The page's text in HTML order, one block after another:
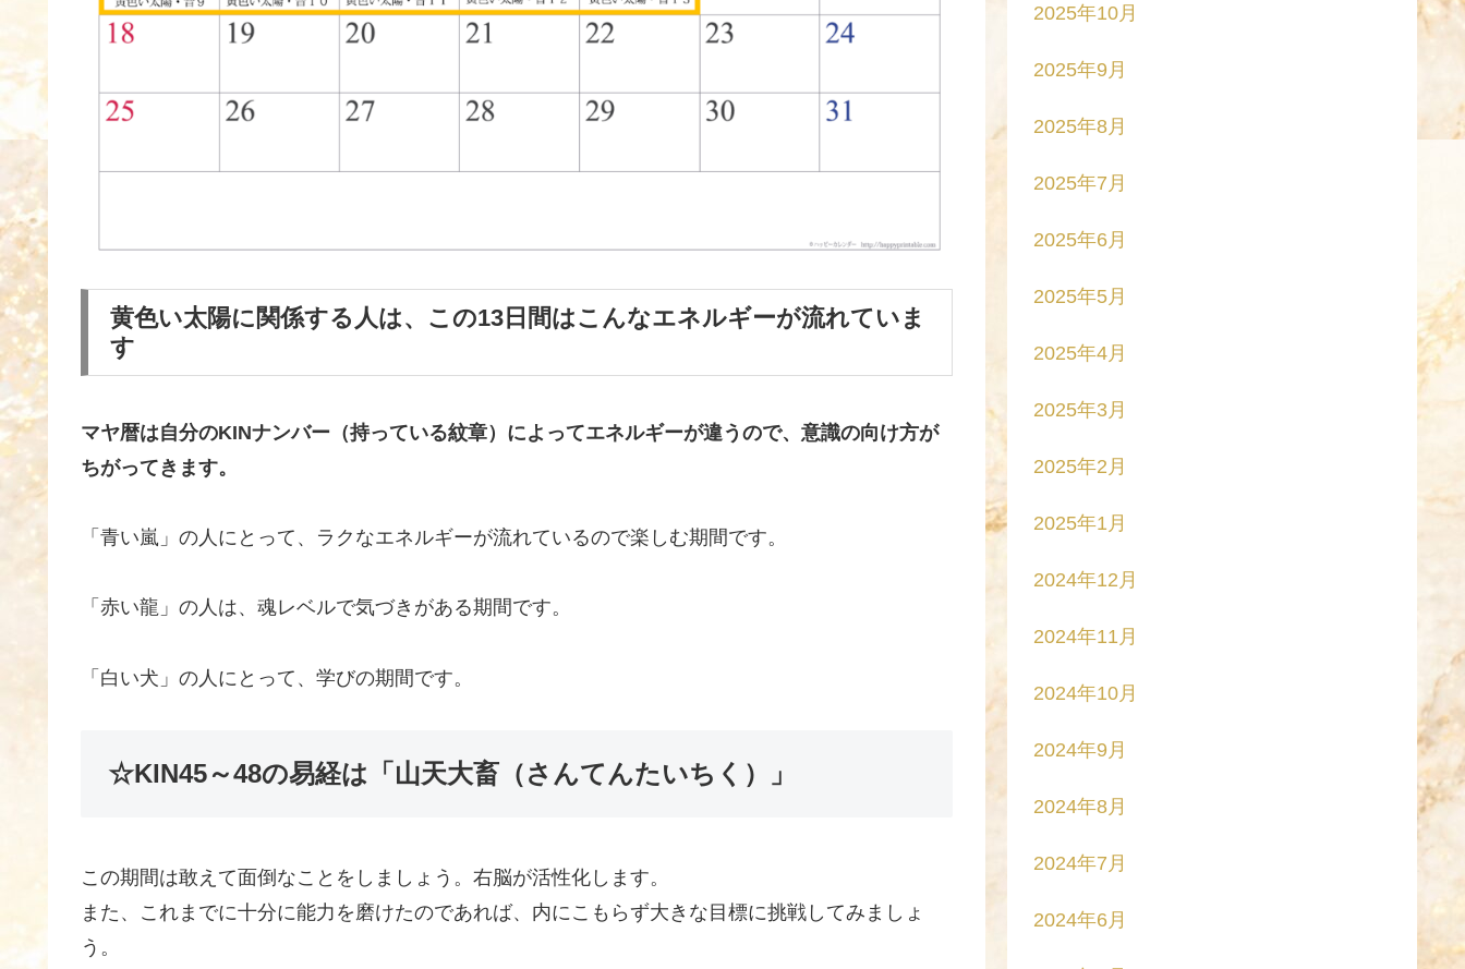
黄色い太陽に関係する人は、この13日間はこんなエネルギーが流れていま
す
マヤ暦は自分のKINナンバー（持っている紋章）によってエネルギーが違うので、意識の向け方が
ちがってきます。
「青い嵐」の人にとって、ラクなエネルギーが流れているので楽しむ期間です。
「赤い龍」の人は、魂レベルで気づきがある期間です。
「白い犬」の人にとって、学びの期間です。
☆KIN45～48の易経は「山天大畜（さんてんたいちく）」
この期間は敢えて面倒なことをしましょう。右脳が活性化します。
また、これまでに十分に能力を磨けたのであれば、内にこもらず大きな目標に挑戦してみましょ
う。
2025年10月
2025年9月
2025年8月
2025年7月
2025年6月
2025年5月
2025年4月
2025年3月
2025年2月
2025年1月
2024年12月
2024年11月
2024年10月
2024年9月
2024年8月
2024年7月
2024年6月